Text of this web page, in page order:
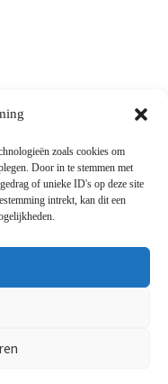
zoals cookies om
Door in te stemmen met
of unieke ID's op deze site
intrekt, kan dit een
-Algemene
-Over ons